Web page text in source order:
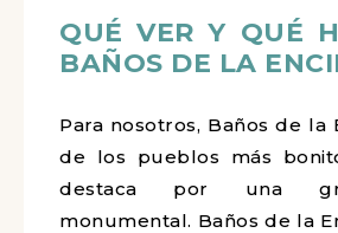
QUÉ VER Y QUÉ
BAÑOS DE LA
Para nosotros, Baños de la
de los pueblos más
destaca por una
monumental. Baños de la